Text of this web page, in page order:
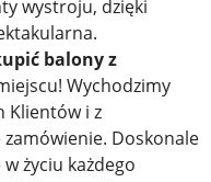
wystroju, dzięki
balony z
Wychodzimy
Klientów i z
Doskonale
życiu każdego